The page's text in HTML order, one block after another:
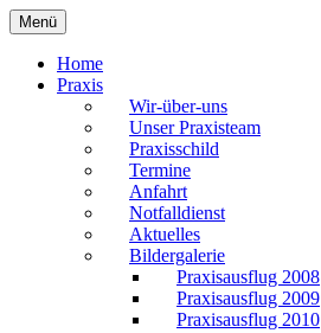
Zum
Inhalt
springen
Praxis Dr. Bleiler
Menü
Home
Praxis
Wir-über-uns
Unser Praxisteam
Praxisschild
Termine
Anfahrt
Notfalldienst
Aktuelles
Bildergalerie
Praxisausflug 2008
Praxisausflug 2009
Praxisausflug 2010